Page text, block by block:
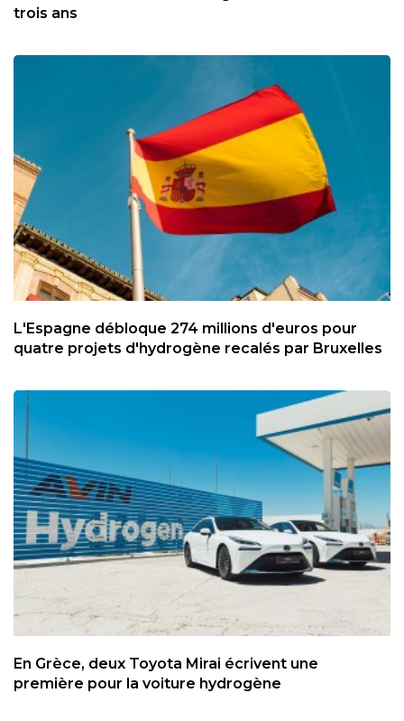
trois ans
L'Espagne débloque 274 millions d'euros pour
quatre projets d'hydrogène recalés par Bruxelles
En Grèce, deux Toyota Mirai écrivent une
première pour la voiture hydrogène